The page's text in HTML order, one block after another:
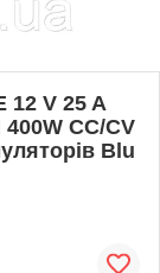
12 V 25 A
400W СС/СV
Blu